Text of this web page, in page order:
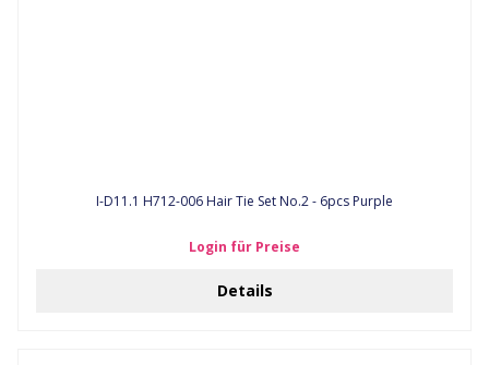
I-D11.1 H712-006 Hair Tie Set No.2 - 6pcs Purple
Login für Preise
Details